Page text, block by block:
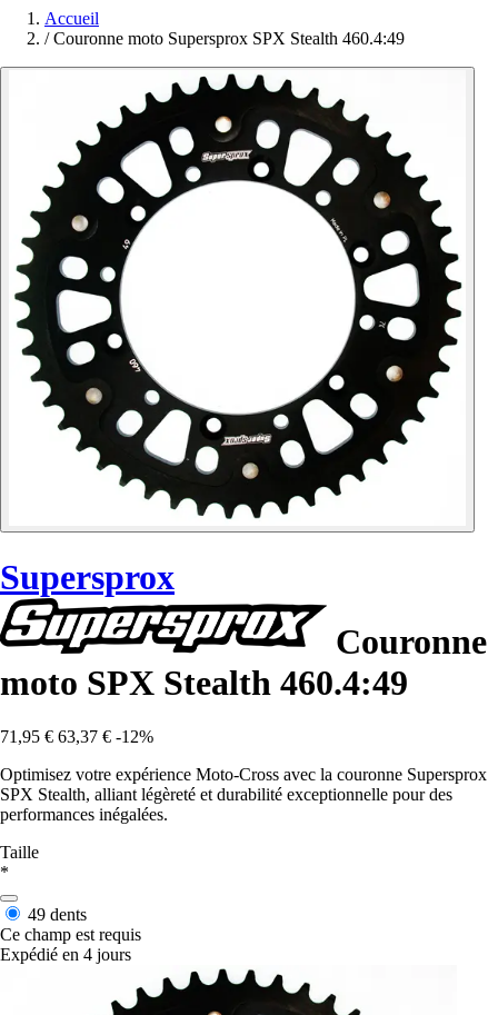
Accueil
/ Couronne moto Supersprox SPX Stealth 460.4:49
Supersprox
Couronne
moto SPX Stealth 460.4:49
71,95 € 63,37 € -12%
Optimisez votre expérience Moto-Cross avec la couronne Supersprox
SPX Stealth, alliant légèreté et durabilité exceptionnelle pour des
performances inégalées.
Taille
*
49 dents
Ce champ est requis
Expédié en 4 jours